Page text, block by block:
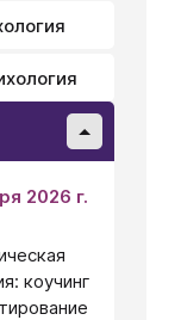
2026 г.
коучинг